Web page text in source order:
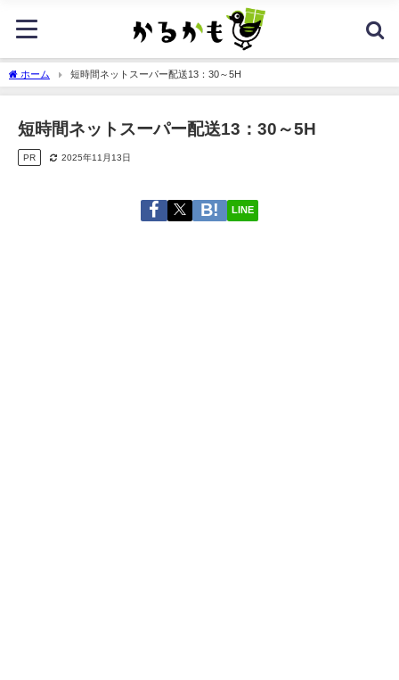
ホーム 短時間ネットスーパー配送13：30～5H
短時間ネットスーパー配送13：30～5H
PR 2025年11月13日
LINE